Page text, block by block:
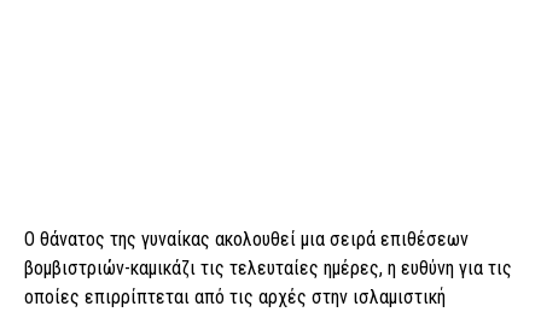
Ο θάνατος της γυναίκας ακολουθεί μια σειρά επιθέσεων
βομβιστριών-καμικάζι τις τελευταίες ημέρες, η ευθύνη για τις
οποίες επιρρίπτεται από τις αρχές στην ισλαμιστική